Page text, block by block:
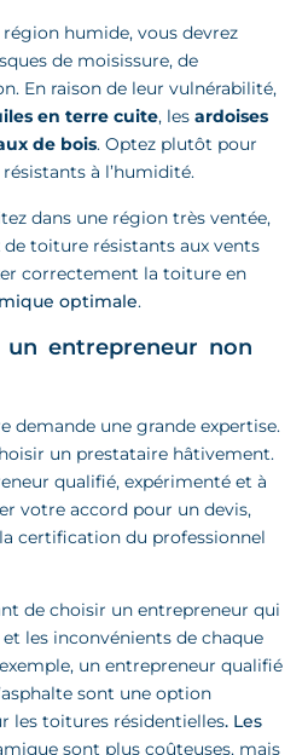
humide, vous devrez
de moisissure, de
En raison de leur vulnérabilité,
en terre cuite, les ardoises
de bois. Optez plutôt pour
à l’humidité.
dans une région très ventée,
toiture résistants aux vents
correctement la toiture en
optimale.
un entrepreneur non
demande une grande expertise.
un prestataire hâtivement.
qualifié, expérimenté et à
votre accord pour un devis,
certification du professionnel
de choisir un entrepreneur qui
les inconvénients de chaque
un entrepreneur qualifié
sont une option
les toitures résidentielles. Les
sont plus coûteuses, mais